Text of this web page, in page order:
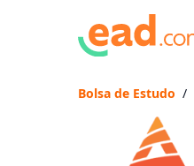
Bolsa de Estudo /